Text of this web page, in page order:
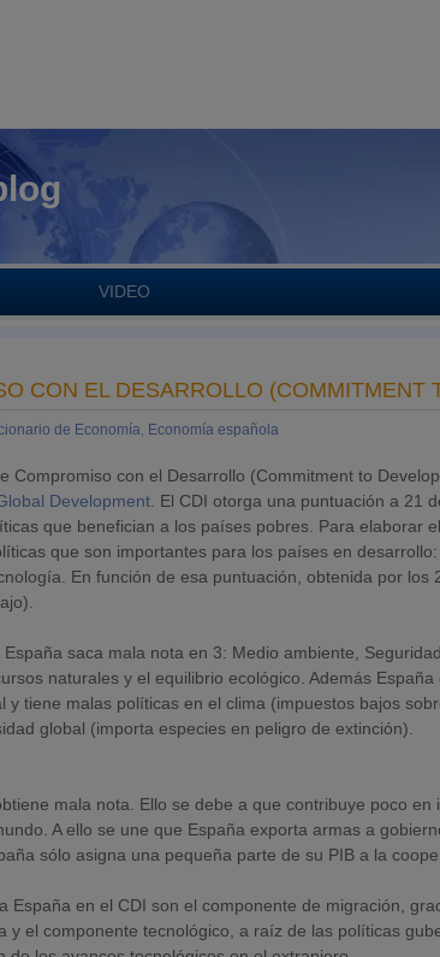
VIDEO
CON EL DESARROLLO (COMMITMENT
de Economía, Economía española
Compromiso con el Desarrollo (Commitment to
Development . El CDI otorga una puntuación a 21
que benefician a los países pobres. Para elaborar
que son importantes para los países en
En función de esa puntuación, obtenida por los
saca mala nota en 3: Medio ambiente,
naturales y el equilibrio ecológico. Además
y tiene malas políticas en el clima (impuestos bajos
global (importa especies en peligro de extinción).
mala nota. Ello se debe a que contribuye poco
A ello se une que España exporta armas a
sólo asigna una pequeña parte de su PIB a la
España en el CDI son el componente de migración,
y el componente tecnológico, a raíz de las políticas